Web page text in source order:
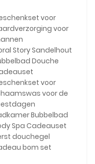
voor
voor
Story Sandelhout
Douche
voor
voor de
Bubbelbad
Spa Cadeauset
douchegel
bom set